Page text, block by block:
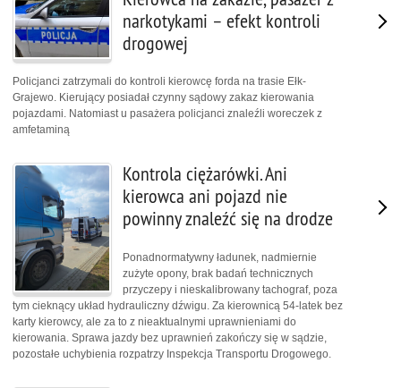
narkotykami – efekt kontroli
drogowej
Policjanci zatrzymali do kontroli kierowcę forda na trasie Ełk-
Grajewo. Kierujący posiadał czynny sądowy zakaz kierowania
pojazdami. Natomiast u pasażera policjanci znaleźli woreczek z
amfetaminą
Kontrola ciężarówki. Ani
kierowca ani pojazd nie
powinny znaleźć się na drodze
Ponadnormatywny ładunek, nadmiernie
zużyte opony, brak badań technicznych
przyczepy i nieskalibrowany tachograf, poza
tym cieknący układ hydrauliczny dźwigu. Za kierownicą 54-latek bez
karty kierowcy, ale za to z nieaktualnymi uprawnieniami do
kierowania. Sprawa jazdy bez uprawnień zakończy się w sądzie,
pozostałe uchybienia rozpatrzy Inspekcja Transportu Drogowego.